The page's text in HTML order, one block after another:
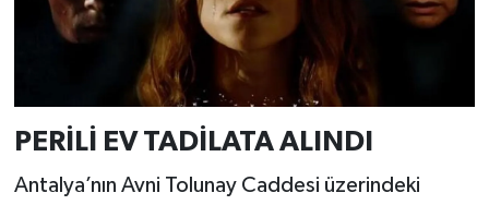
PERİLİ EV TADİLATA ALINDI
Antalya’nın Avni Tolunay Caddesi üzerindeki